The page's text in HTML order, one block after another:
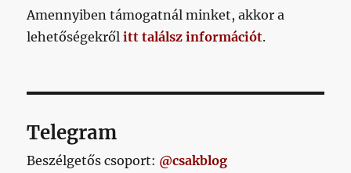
stadionunkat
Amennyiben támogatnál minket, akkor a
lehetőségekrőlitt találsz információt.
Telegram
Beszélgetős csoport: @csakblog